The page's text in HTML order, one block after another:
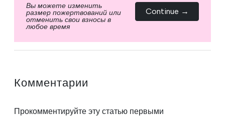
Вы можете изменить
размер пожертвований или
отменить свои взносы в
любое время
Continue →
Комментарии
Прокомментируйте эту статью первыми